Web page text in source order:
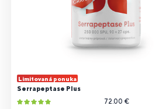
Limitovaná ponuka
Serrapeptase Plus
72.00 €